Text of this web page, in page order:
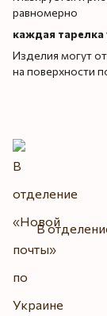
равномерно
каждая
Изделия могут
на поверхности
В